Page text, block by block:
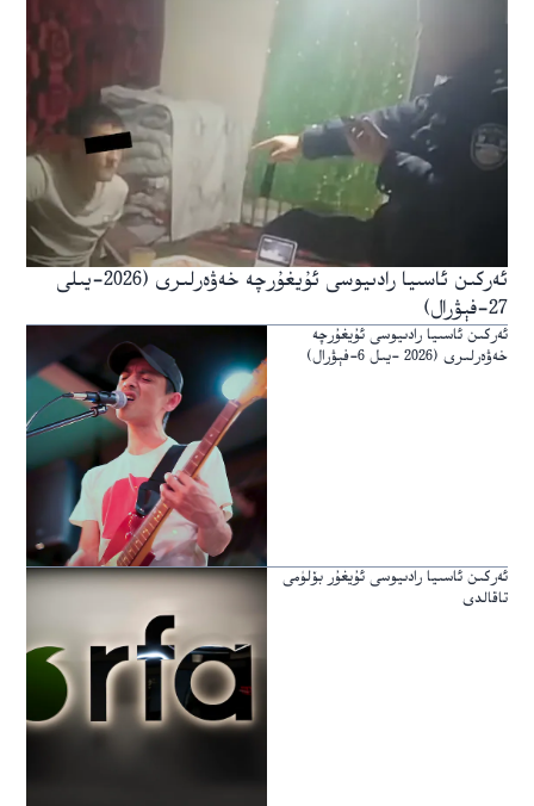
ئەركىن ئاسىيا رادىيوسى ئۇيغۇرچە خەۋەرلىرى (2026-يىلى
27-فېۋرال)
ئەركىن ئاسىيا رادىيوسى ئۇيغۇرچە
خەۋەرلىرى (2026 -يىل 6-فېۋرال)
ئەركىن ئاسىيا رادىيوسى ئۇيغۇر بۆلۈمى
تاقالدى